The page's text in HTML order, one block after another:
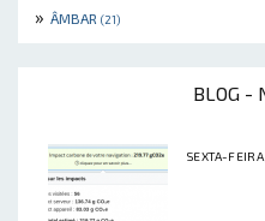
» ÂMBAR (21)
BLOG -
SEXTA-